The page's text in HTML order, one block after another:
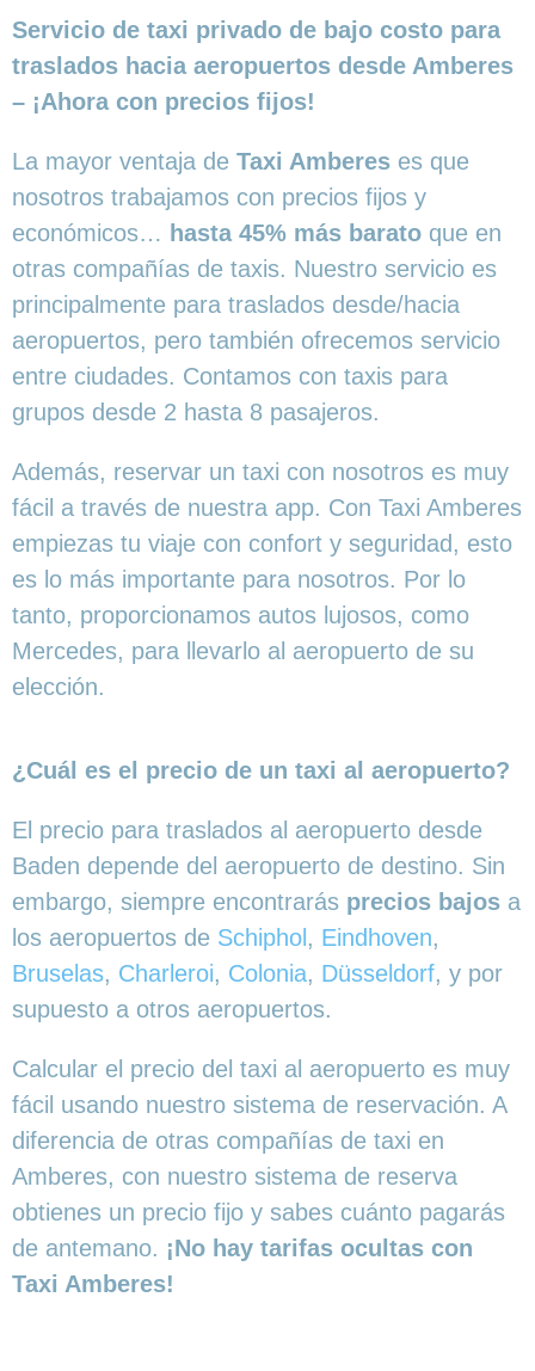
Servicio de taxi privado de bajo costo para
traslados hacia aeropuertos desde Amberes
– ¡Ahora con precios fijos!
La mayor ventaja de Taxi Amberes es que
nosotros trabajamos con precios fijos y
económicos… hasta 45% más barato que en
otras compañías de taxis. Nuestro servicio es
principalmente para traslados desde/hacia
aeropuertos, pero también ofrecemos servicio
entre ciudades. Contamos con taxis para
grupos desde 2 hasta 8 pasajeros.
Además, reservar un taxi con nosotros es muy
fácil a través de nuestra app. Con Taxi Amberes
empiezas tu viaje con confort y seguridad, esto
es lo más importante para nosotros. Por lo
tanto, proporcionamos autos lujosos, como
Mercedes, para llevarlo al aeropuerto de su
elección.
¿Cuál es el precio de un taxi al aeropuerto?
El precio para traslados al aeropuerto desde
Baden depende del aeropuerto de destino. Sin
embargo, siempre encontrarás precios bajos a
los aeropuertos de Schiphol , Eindhoven,
Bruselas, Charleroi, Colonia, Düsseldorf, y por
supuesto a otros aeropuertos.
Calcular el precio del taxi al aeropuerto es muy
fácil usando nuestro sistema de reservación. A
diferencia de otras compañías de taxi en
Amberes, con nuestro sistema de reserva
obtienes un precio fijo y sabes cuánto pagarás
de antemano. ¡No hay tarifas ocultas con
Taxi Amberes!